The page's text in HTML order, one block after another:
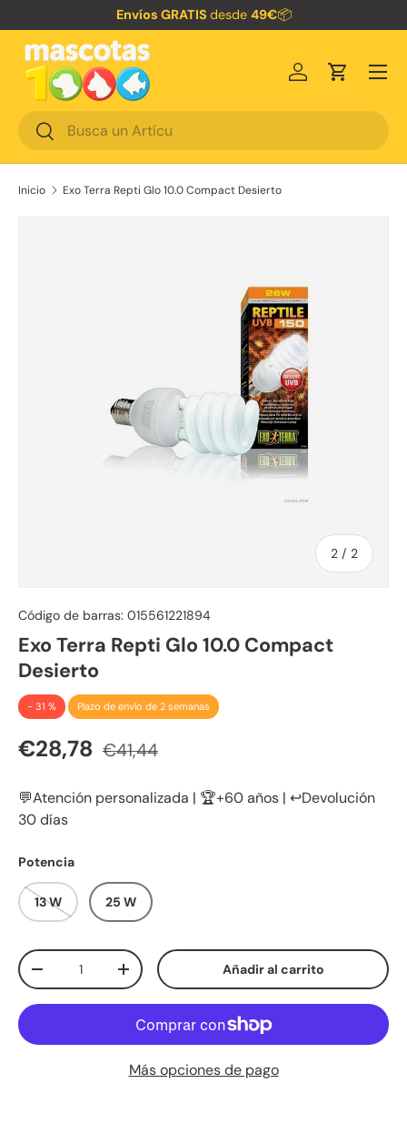
Envíos GRATIS desde 49€📦
Buscar
Buscar
Iniciar sesión
Carrito
Menú
Inicio Exo Terra Repti Glo 10.0 Compact Desierto
2 / de
2
Código de barras: 015561221894
Exo Terra Repti Glo 10.0 Compact
Desierto
- 31 % Plazo de envío de 2 semanas
Precio de venta
€28,78 Precio normal
€41,44
💬Atención personalizada | 🏆+60 años | ↩️Devolución
30 días
Potencia
13 W 25 W
Cant.
Disminuir cantidadAumentar la cantidadAñadir al carrito
Más opciones de pago